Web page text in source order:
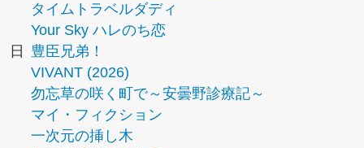
タイムトラベルダディ
Your Sky ハレのち恋
日
豊臣兄弟！
VIVANT (2026)
勿忘草の咲く町で～安曇野診療記～
マイ・フィクション
一次元の挿し木